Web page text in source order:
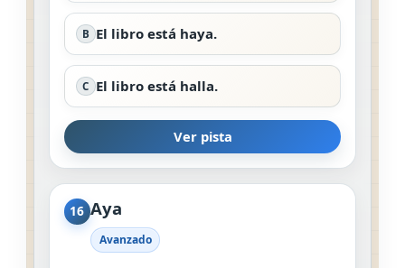
B El libro está haya.
C El libro está halla.
Ver pista
16 Aya
Avanzado